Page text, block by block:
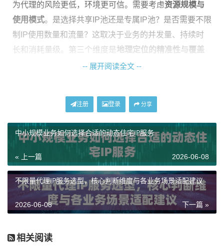
为代理的风险更低，环境更可信。需要考虑资源规模与
使用模式。是选择共享IP池还是专属IP池？是否需要不限
制IP使用数量和流量？这取决于业务的并发量、持续时
长和消耗量级。第三个维度是地理定位的精准性与覆盖
。业务是否需要精确到某个城市，还是仅需覆盖主
门地区，适用于截然不同的全球化或区域化战略。
稳定性与协议支持是基础保障。高达99.9%的成功率、对
HTTP(S)/SOCKS5等主流协议的全面兼容，是确保业务
流畅运行、降低技术接入门槛的关键。
场景化适配指南：为您的业务精准匹配
明确了核心维度后，我们可以将不同的业务场景与产品
特性进行精准匹配。以下指南将帮助您避免“大材小用”或
场景一：大规模、高并发、持续性的数据作业
-- 展开阅读全文 --
注册 登录 分享
中小规模业务如何选择合适的动态住宅IP服务
« 上一篇 2026-06-08
不限量代理IP服务选型，核心判断维度与各业务场景适配建议
下一篇 »
2026-06-08
相关阅读